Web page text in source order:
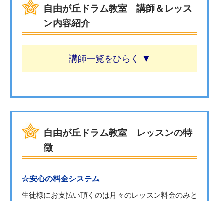
自由が丘ドラム教室 講師＆レッス
ン内容紹介
講師一覧
自由が丘ドラム教室 レッスンの特
徴
☆安心の料金システム
生徒様にお支払い頂くのは月々のレッスン料金のみと